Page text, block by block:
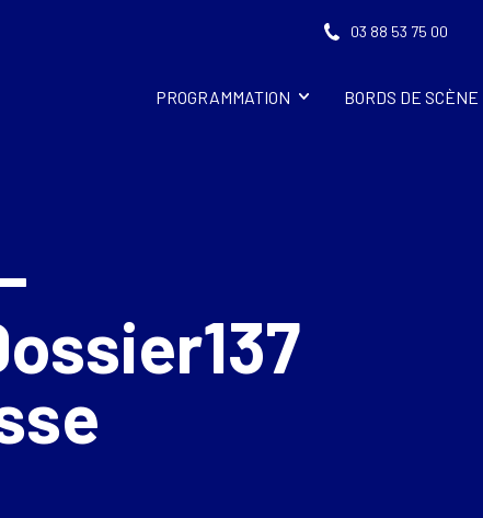
03 88 53 75 00
PROGRAMMATION BORDS DE SCÈNE